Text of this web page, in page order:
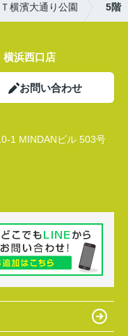
横濱大通り公園 5階
浜西口店
お問い合わせ
1 MINDANビル 503号